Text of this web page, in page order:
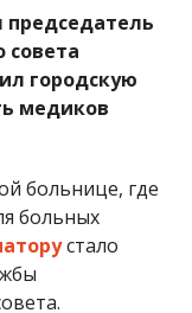
совета
городскую
медиков
больнице, где
больных
стало